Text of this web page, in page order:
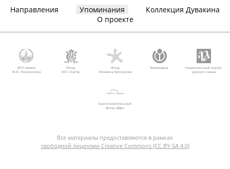
Направления Упоминания
Коллекция Дувакина
О проекте
МГУ имени
М.В. Ломоносова
Фонд
AVC Charity
Фонд
Михаила Прохорова
Викимедиа
Национальный корпус
русского языка
Благотворительный
фонд «Дар»
Все материалы предоставляются в рамках
свободной лицензии Creative Commons (CC BY-SA 4.0)